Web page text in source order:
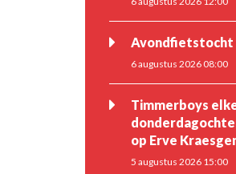
Avondfietstocht
6 augustus 2026 08:00
Timmerboys
op Erve
5 augustus 2026 15:00